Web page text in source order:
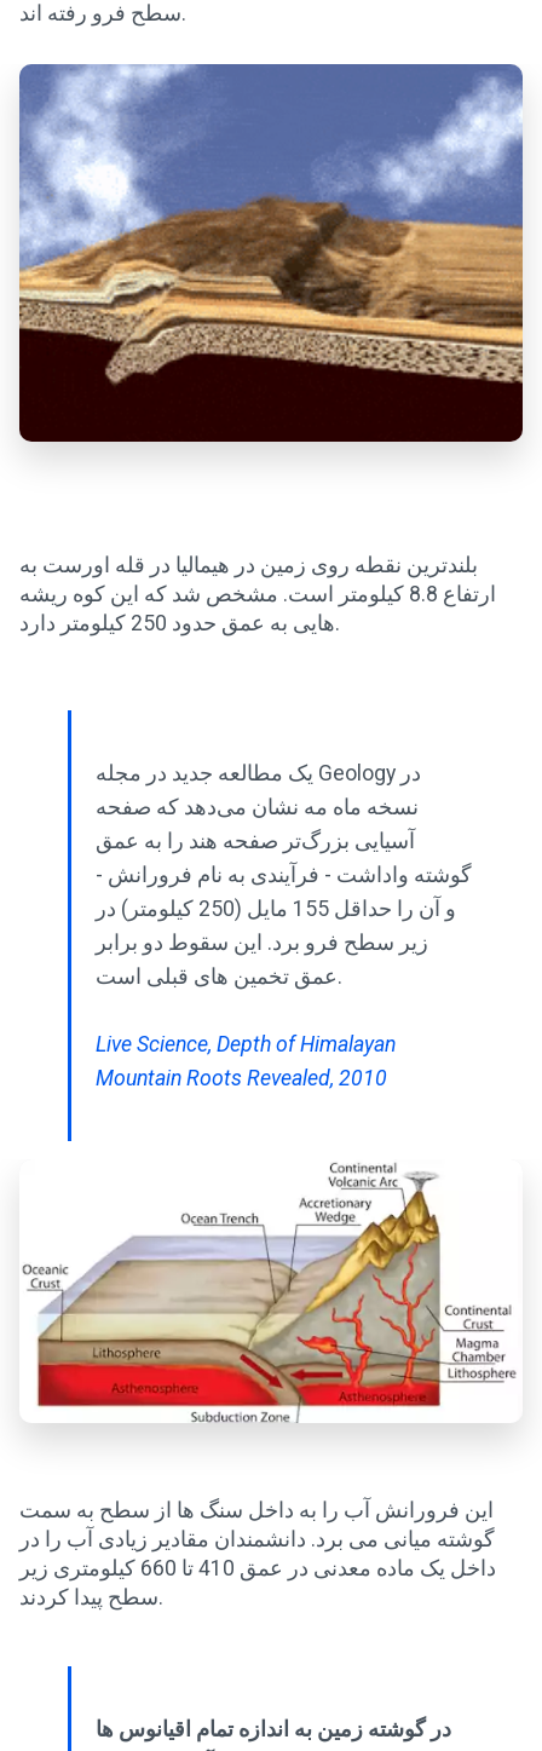
سطح فرو رفته اند.
بلندترین نقطه روی زمین در هیمالیا در قله اورست به
ارتفاع 8.8 کیلومتر است. مشخص شد که این کوه ریشه
هایی به عمق حدود 250 کیلومتر دارد.
یک مطالعه جدید در مجله Geology در
نسخه ماه مه نشان می‌دهد که صفحه
آسیایی بزرگ‌تر صفحه هند را به عمق
گوشته واداشت - فرآیندی به نام فرورانش -
و آن را حداقل 155 مایل (250 کیلومتر) در
زیر سطح فرو برد. این سقوط دو برابر
عمق تخمین های قبلی است.
Live Science, Depth of Himalayan
Mountain Roots Revealed, 2010
این فرورانش آب را به داخل سنگ ها از سطح به سمت
گوشته میانی می برد. دانشمندان مقادیر زیادی آب را در
داخل یک ماده معدنی در عمق 410 تا 660 کیلومتری زیر
سطح پیدا کردند.
در گوشته زمین به اندازه تمام اقیانوس ها